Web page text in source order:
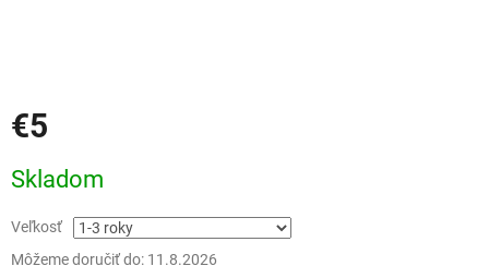
€5
cena:
Skladom
Veľkosť
Môžeme doručiť do: 11.8.2026